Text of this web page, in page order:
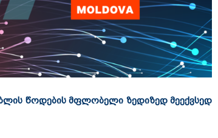
წოდების მფლობელი ზედიზედ მეექვსედ
საუკეთესო დამსაქმებლისგან”